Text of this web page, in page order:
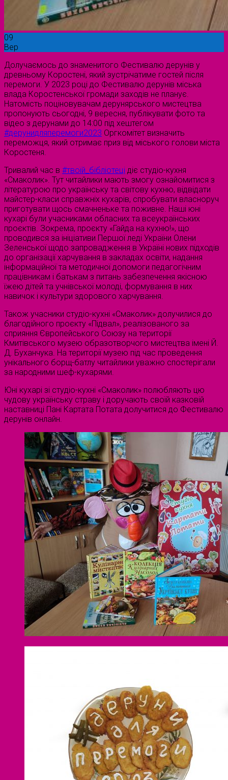
09
Вер
Долучаємось до знаменитого Фестивалю дерунів у
древньому Коростені, який зустрічатиме гостей після
перемоги. У 2023 році до Фестивалю дерунів міська
влада Коростенської громади заходів не планує.
Натомість поціновувачам дерунярського мистецтва
пропонують сьогодні, 9 вересня, публікувати фото та
відео з дерунами до 14:00 під хештегом
#дерунидляперемоги2023 Оргкомітет визначить
переможця, який отримає приз від міського голови міста
Коростеня.
Тривалий час в #твоїй_бібліотеці діє студіо-кухня
«Смаколик». Тут читайлики мають змогу ознайомитися з
літературою про українську та світову кухню, відвідати
майстер-класи справжніх кухарів, спробувати власноруч
приготувати щось смачненьке та поживне. Наші юні
кухарі були учасниками обласних та всеукраїнських
проєктів. Зокрема, проєкту «Гайда на кухню!», що
проводився за ініціативи Першої леді України Олени
Зеленської щодо запровадження в Україні нових підходів
до організації харчування в закладах освіти, надання
інформаційної та методичної допомоги педагогічним
працівникам і батькам з питань забезпечення якісною
їжею дітей та учнівської молоді, формування в них
навичок і культури здорового харчування.
Також учасники студіо-кухні «Смаколик» долучилися до
благодійного проєкту «Підвал», реалізованого за
сприяння Європейського Союзу на території
Кмитівського музею образотворчого мистецтва імені Й.
Д. Буханчука. На території музею під час проведення
унікального борщ-батлу читайлики уважно спостерігали
за народними шеф-кухарями.
Юні кухарі зі студіо-кухні «Смаколик» полюбляють цю
чудову українську страву і доручають своїй казковій
наставниці Пані Картата Потата долучитися до Фестивалю
дерунів онлайн.